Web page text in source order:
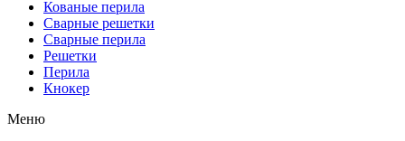
Кованые перила
Сварные решетки
Сварные перила
Решетки
Перила
Кнокер
Меню